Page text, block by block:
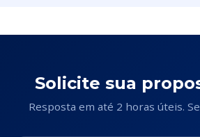
Solicite sua
Resposta em até 2 horas úteis.